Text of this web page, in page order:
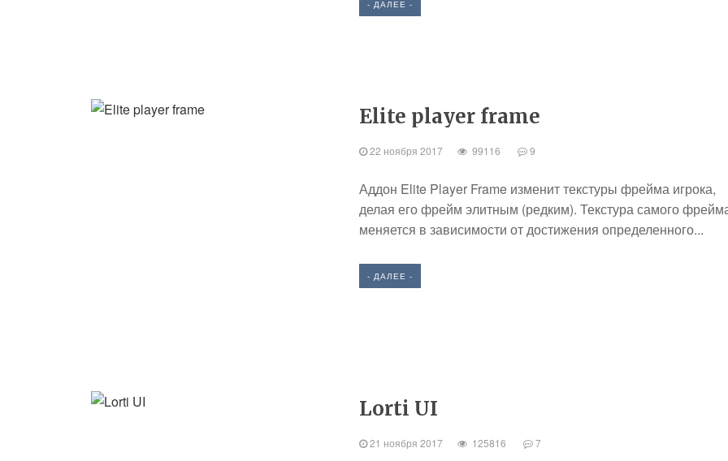
- ДАЛЕЕ -
Elite player frame
22 ноября 2017 99116 9
Аддон Elite Player Frame изменит текстуры фрейма игрока,
делая его фрейм элитным (редким). Текстура самого
меняется в зависимости от достижения определенного...
- ДАЛЕЕ -
Lorti UI
21 ноября 2017 125816 7